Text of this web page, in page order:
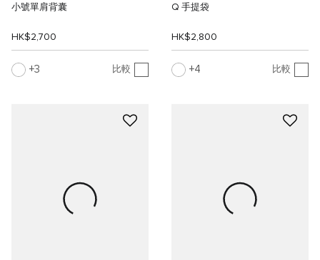
小號單肩背囊
HK$2,700
3 比較
Q 手提袋
HK$2,800
4 比較